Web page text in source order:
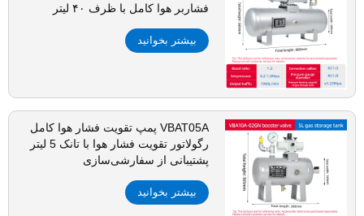
فشاربر هوا کامل با ظرف ۴۰ لیتر
بیشتر بخوانید
VBAT05A پمپ تقویت فشار هوا کامل
رگولاتور تقویت فشار هوا با تانک 5 لیتر
پشتیبانی از سفارشی‌سازی
بیشتر بخوانید